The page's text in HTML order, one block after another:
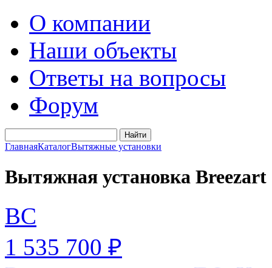
О компании
Наши объекты
Ответы на вопросы
Форум
ГлавнаяКаталогВытяжные установки
Вытяжная установка Breezart
BC
1 535 700 ₽